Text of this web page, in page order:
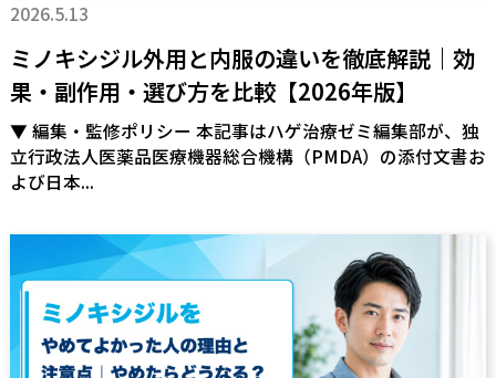
2026.5.13
ミノキシジル外用と内服の違いを徹底解説｜効
果・副作用・選び方を比較【2026年版】
▼ 編集・監修ポリシー 本記事はハゲ治療ゼミ編集部が、独
立行政法人医薬品医療機器総合機構（PMDA）の添付文書お
よび日本...